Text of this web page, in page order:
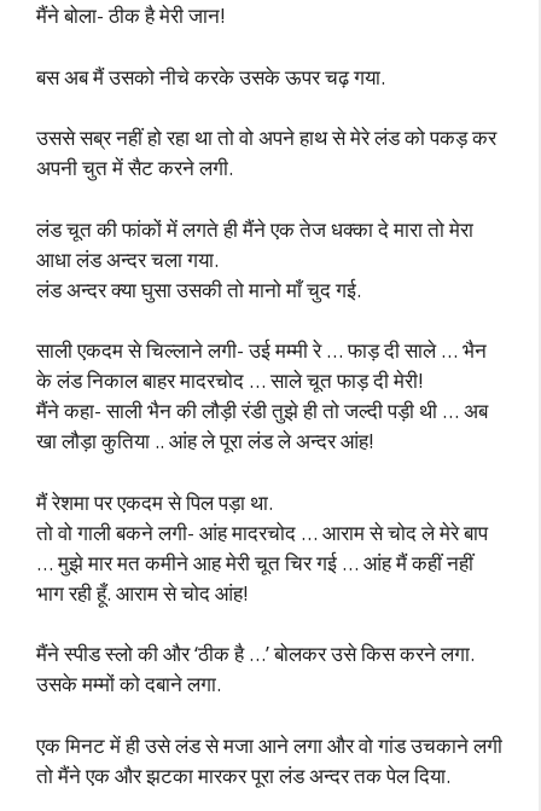
मैंने बोला- ठीक है मेरी जान!
बस अब मैं उसको नीचे करके उसके ऊपर चढ़ गया.
उससे सब्र नहीं हो रहा था तो वो अपने हाथ से मेरे लंड को पकड़ कर
अपनी चुत में सैट करने लगी.
लंड चूत की फांकों में लगते ही मैंने एक तेज धक्का दे मारा तो मेरा
आधा लंड अन्दर चला गया.
लंड अन्दर क्या घुसा उसकी तो मानो माँ चुद गई.
साली एकदम से चिल्लाने लगी- उई मम्मी रे … फाड़ दी साले … भैन
के लंड निकाल बाहर मादरचोद … साले चूत फाड़ दी मेरी!
मैंने कहा- साली भैन की लौड़ी रंडी तुझे ही तो जल्दी पड़ी थी … अब
खा लौड़ा कुतिया .. आंह ले पूरा लंड ले अन्दर आंह!
मैं रेशमा पर एकदम से पिल पड़ा था.
तो वो गाली बकने लगी- आंह मादरचोद … आराम से चोद ले मेरे बाप
… मुझे मार मत कमीने आह मेरी चूत चिर गई … आंह मैं कहीं नहीं
भाग रही हूँ. आराम से चोद आंह!
मैंने स्पीड स्लो की और ‘ठीक है …’ बोलकर उसे किस करने लगा.
उसके मम्मों को दबाने लगा.
एक मिनट में ही उसे लंड से मजा आने लगा और वो गांड उचकाने लगी
तो मैंने एक और झटका मारकर पूरा लंड अन्दर तक पेल दिया.